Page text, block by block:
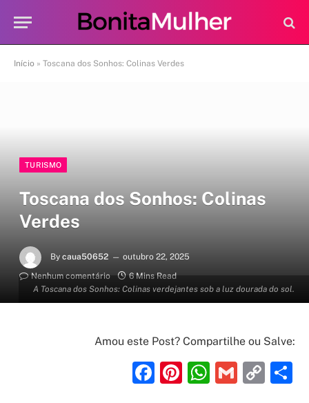
Início » Toscana dos Sonhos: Colinas Verdes
A Toscana dos Sonhos: Colinas verdejantes sob a luz dourada do sol.
TURISMO
Toscana dos Sonhos: Colinas
Verdes
By caua50652
outubro 22, 2025
Nenhum comentário
6 Mins Read
Amou este Post? Compartilhe ou Salve:
Facebook
Pinterest
Gmail